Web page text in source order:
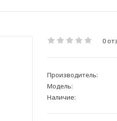
0
Производитель:
Модель:
Наличие: